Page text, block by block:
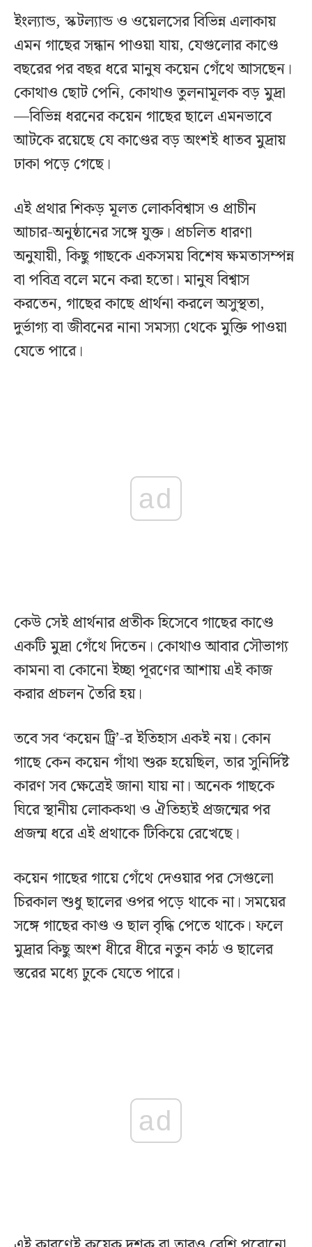
ইংল্যান্ড, স্কটল্যান্ড ও ওয়েলসের বিভিন্ন এলাকায়
এমন গাছের সন্ধান পাওয়া যায়, যেগুলোর কাণ্ডে
বছরের পর বছর ধরে মানুষ কয়েন গেঁথে আসছেন।
কোথাও ছোট পেনি, কোথাও তুলনামূলক বড় মুদ্রা
—বিভিন্ন ধরনের কয়েন গাছের ছালে এমনভাবে
আটকে রয়েছে যে কাণ্ডের বড় অংশই ধাতব মুদ্রায়
ঢাকা পড়ে গেছে।
এই প্রথার শিকড় মূলত লোকবিশ্বাস ও প্রাচীন
আচার-অনুষ্ঠানের সঙ্গে যুক্ত। প্রচলিত ধারণা
অনুযায়ী, কিছু গাছকে একসময় বিশেষ ক্ষমতাসম্পন্ন
বা পবিত্র বলে মনে করা হতো। মানুষ বিশ্বাস
করতেন, গাছের কাছে প্রার্থনা করলে অসুস্থতা,
দুর্ভাগ্য বা জীবনের নানা সমস্যা থেকে মুক্তি পাওয়া
যেতে পারে।
ad
কেউ সেই প্রার্থনার প্রতীক হিসেবে গাছের কাণ্ডে
একটি মুদ্রা গেঁথে দিতেন। কোথাও আবার সৌভাগ্য
কামনা বা কোনো ইচ্ছা পূরণের আশায় এই কাজ
করার প্রচলন তৈরি হয়।
তবে সব ‘কয়েন ট্রি’-র ইতিহাস একই নয়। কোন
গাছে কেন কয়েন গাঁথা শুরু হয়েছিল, তার সুনির্দিষ্ট
কারণ সব ক্ষেত্রেই জানা যায় না। অনেক গাছকে
ঘিরে স্থানীয় লোককথা ও ঐতিহ্যই প্রজন্মের পর
প্রজন্ম ধরে এই প্রথাকে টিকিয়ে রেখেছে।
কয়েন গাছের গায়ে গেঁথে দেওয়ার পর সেগুলো
চিরকাল শুধু ছালের ওপর পড়ে থাকে না। সময়ের
সঙ্গে গাছের কাণ্ড ও ছাল বৃদ্ধি পেতে থাকে। ফলে
মুদ্রার কিছু অংশ ধীরে ধীরে নতুন কাঠ ও ছালের
স্তরের মধ্যে ঢুকে যেতে পারে।
ad